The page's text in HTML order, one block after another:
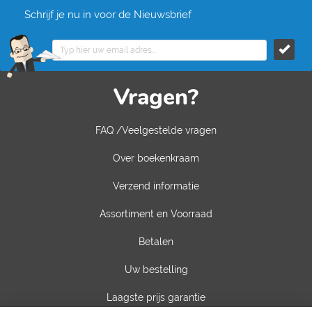
Schrijf je nu in voor de Nieuwsbrief
Vragen?
FAQ /Veelgestelde vragen
Over boekenkraam
Verzend informatie
Assortiment en Voorraad
Betalen
Uw bestelling
Laagste prijs garantie